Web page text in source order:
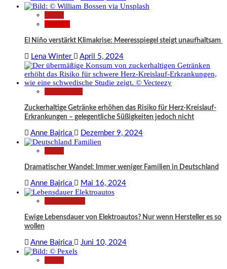
El Niño verstärkt Klimakrise: Meeresspiegel steigt unaufhaltsam
Lena Winter April 5, 2024
Zuckerhaltige Getränke erhöhen das Risiko für Herz-Kreislauf-
Erkrankungen – gelegentliche Süßigkeiten jedoch nicht
Anne Bajrica Dezember 9, 2024
Dramatischer Wandel: Immer weniger Familien in Deutschland
Anne Bajrica Mai 16, 2024
Ewige Lebensdauer von Elektroautos? Nur wenn Hersteller es so
wollen
Anne Bajrica Juni 10, 2024